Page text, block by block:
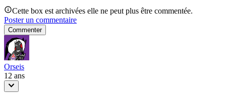
Cette box est archivées elle ne peut plus être commentée.
Poster un commentaire
Commenter
Orseis
12 ans